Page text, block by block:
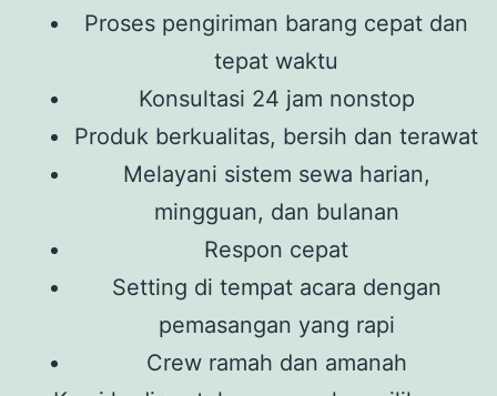
Proses pengiriman barang cepat dan
tepat waktu
Konsultasi 24 jam nonstop
Produk berkualitas, bersih dan terawat
Melayani sistem sewa harian,
mingguan, dan bulanan
Respon cepat
Setting di tempat acara dengan
pemasangan yang rapi
Crew ramah dan amanah